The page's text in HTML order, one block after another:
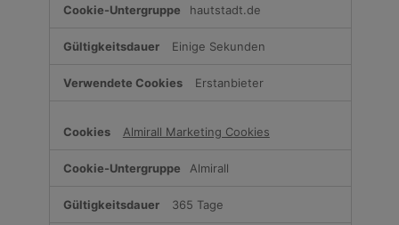
hautstadt.de
Einige Sekunden
Erstanbieter
Almirall Marketing Cookies
Almirall
365 Tage